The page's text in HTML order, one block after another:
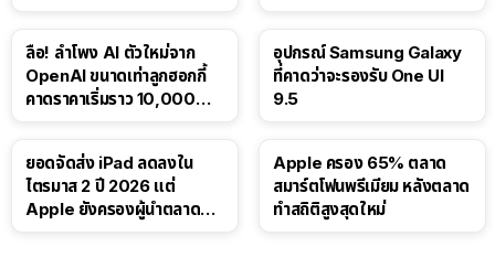
ลือ! ลำโพง AI ตัวใหม่จาก
OpenAI ขนาดเท่าลูกฮอกกี้
คาดราคาเริ่มราว 10,000
อุปกรณ์ Samsung Galaxy
ที่คาดว่าจะรองรับ One UI
9.5
ยอดจัดส่ง iPad ลดลงใน
ไตรมาส 2 ปี 2026 แต่
Apple ยังครองผู้นำตลาด
Apple ครอง 65% ตลาด
สมาร์ตโฟนพรีเมียม หลังตลาด
ทำสถิติสูงสุดใหม่